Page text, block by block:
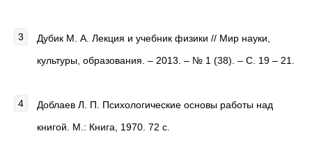
Дубик М. А. Лекция и учебник физики // Мир науки,
культуры, образования. – 2013. – № 1 (38). – С. 19 – 21.
Доблаев Л. П. Психологические основы работы над
книгой. М.: Книга, 1970. 72 с.